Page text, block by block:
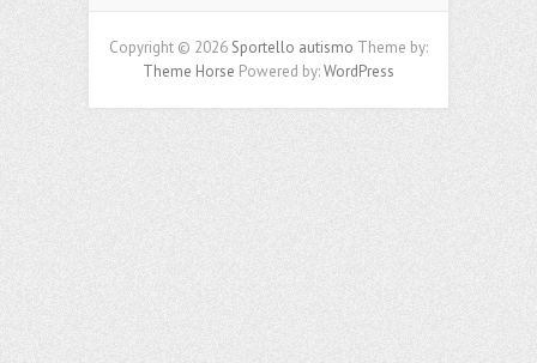
Copyright © 2026 Sportello autismo Theme by:
Theme Horse Powered by:WordPress